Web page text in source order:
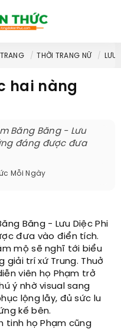
THỜI TRANG NỮ
hai nàng
Băng Băng - Lưu
đáng được đưa
Mỗi Ngày
Băng - Lưu Diệc Phi
đưa vào điển tích.
mộ sẽ nghĩ tới biểu
giải trí xứ Trung. Thuở
viên họ Phạm trở
ý nhờ visual sang
lộng lẫy, đủ sức lu
kế bên.
tinh họ Phạm cũng